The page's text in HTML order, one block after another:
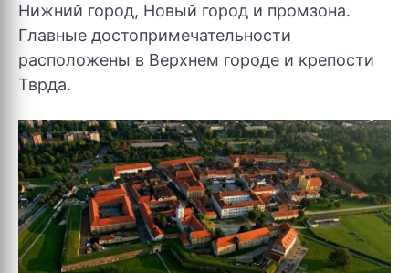
Нижний город, Новый город и промзона.
Главные достопримечательности
расположены в Верхнем городе и крепости
Тврда.